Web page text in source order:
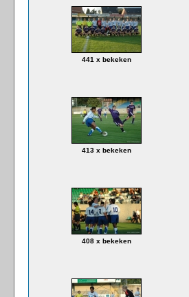
441 x bekeken
413 x bekeken
408 x bekeken